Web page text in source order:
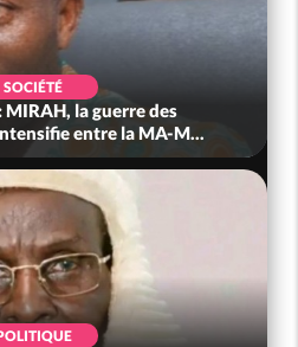
SOCIÉTÉ
la guerre des
entre la MA-M...